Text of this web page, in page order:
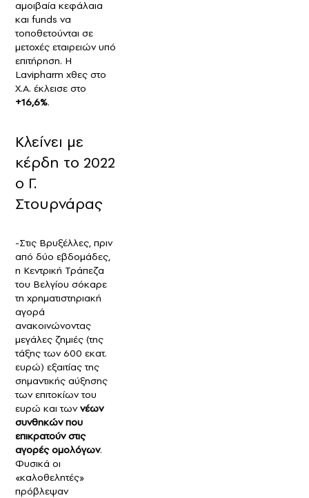
αμοιβαία κεφάλαια
και funds να
τοποθετούνται σε
μετοχές εταιρειών υπό
επιτήρηση. Η
Lavipharm χθες στο
Χ.Α. έκλεισε στο
+16,6%.
Κλείνει με
κέρδη το 2022
ο Γ.
Στουρνάρας
-Στις Βρυξέλλες, πριν
από δύο εβδομάδες,
η Κεντρική Τράπεζα
του Βελγίου σόκαρε
τη χρηματιστηριακή
αγορά
ανακοινώνοντας
μεγάλες ζημιές (της
τάξης των 600 εκατ.
ευρώ) εξαιτίας της
σημαντικής αύξησης
των επιτοκίων του
ευρώ και τωννέων
συνθηκών που
επικρατούν στις
αγορές ομολόγων.
Φυσικά οι
«καλοθελητές»
πρόβλεψαν